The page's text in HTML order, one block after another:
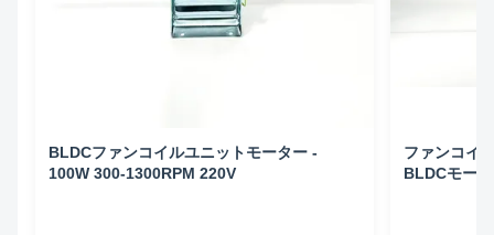
BLDCファンコイルユニットモーター -
100W 300-1300RPM 220V
ファンコイ
BLDCモー